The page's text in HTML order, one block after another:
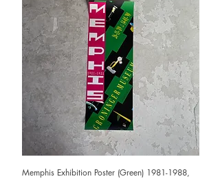
Memphis Exhibition Poster (Green) 1981-1988,